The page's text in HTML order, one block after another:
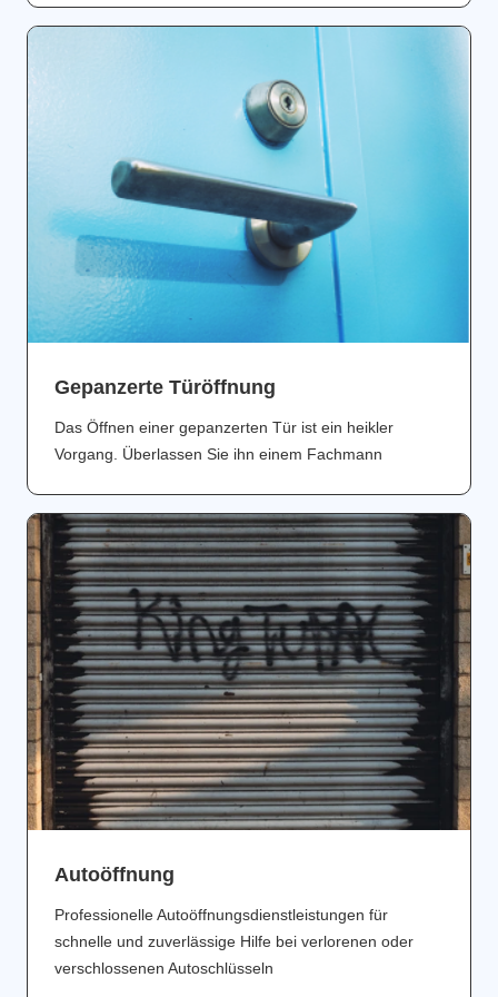
Gepanzerte Türöffnung
Das Öffnen einer gepanzerten Tür ist ein heikler
Vorgang. Überlassen Sie ihn einem Fachmann
Аutoöffnung
Professionelle Autoöffnungsdienstleistungen für
schnelle und zuverlässige Hilfe bei verlorenen oder
verschlossenen Autoschlüsseln